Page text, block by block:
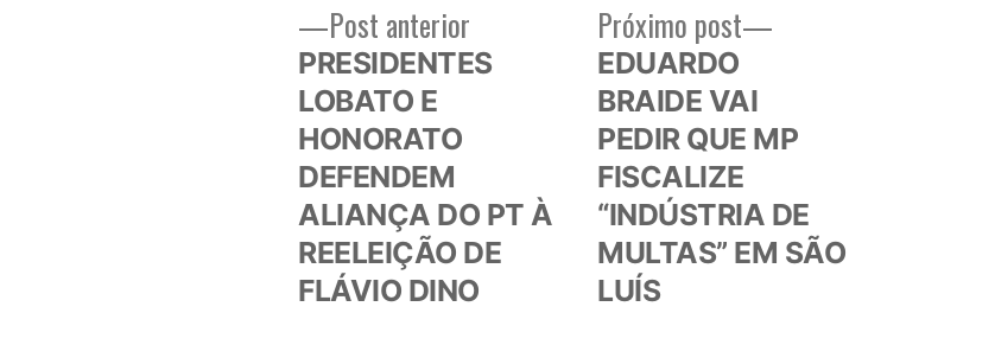
Navegação
Post anterior
anterior:
PRESIDENTES
LOBATO E
HONORATO
DEFENDEM
ALIANÇA DO PT À
REELEIÇÃO DE
FLÁVIO DINO
Próximo post
EDUARDO
BRAIDE VAI
PEDIR QUE MP
FISCALIZE
“INDÚSTRIA DE
MULTAS” EM SÃO
LUÍS